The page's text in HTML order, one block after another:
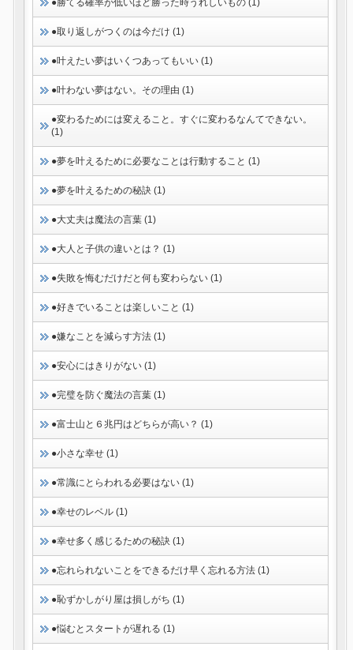
●勝てる確率が低いほど勝った時うれしいもの (1)
●取り返しがつくのは今だけ (1)
●叶えたい夢はいくつあってもいい (1)
●叶わない夢はない。その理由 (1)
●変わるためには変えること。すぐに変わるなんてできない。
(1)
●夢を叶えるために必要なことは行動すること (1)
●夢を叶えるための秘訣 (1)
●大丈夫は魔法の言葉 (1)
●大人と子供の違いとは？ (1)
●失敗を悔むだけだと何も変わらない (1)
●好きでいることは楽しいこと (1)
●嫌なことを減らす方法 (1)
●安心にはきりがない (1)
●完璧を防ぐ魔法の言葉 (1)
●富士山と６兆円はどちらが高い？ (1)
●小さな幸せ (1)
●常識にとらわれる必要はない (1)
●幸せのレベル (1)
●幸せ多く感じるための秘訣 (1)
●忘れられないことをできるだけ早く忘れる方法 (1)
●恥ずかしがり屋は損しがち (1)
●悩むとスタートが遅れる (1)